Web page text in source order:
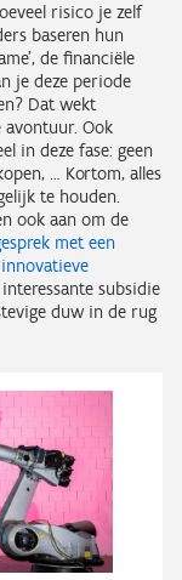
risico je zelf
baseren hun
de financiële
je deze periode
Dat wekt
Ook
in deze fase: geen
… Kortom, alles
te houden.
ook aan om de
met een
innovatieve
subsidie
duw in de rug